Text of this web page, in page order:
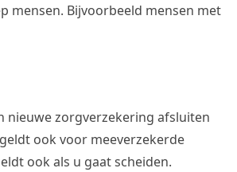
mensen. Bijvoorbeeld mensen met
nieuwe zorgverzekering afsluiten
ook voor meeverzekerde
ook als u gaat scheiden.